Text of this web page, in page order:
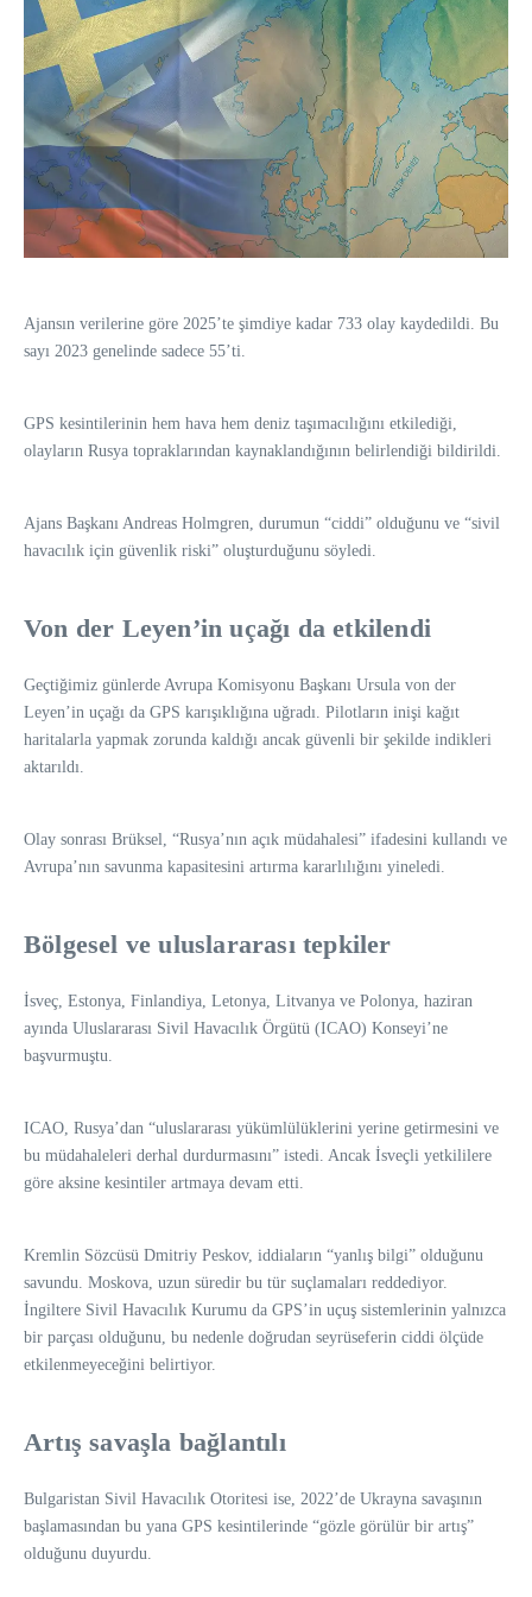
Ajansın verilerine göre 2025’te şimdiye kadar 733 olay kaydedildi. Bu
sayı 2023 genelinde sadece 55’ti.
GPS kesintilerinin hem hava hem deniz taşımacılığını etkilediği,
olayların Rusya topraklarından kaynaklandığının belirlendiği bildirildi.
Ajans Başkanı Andreas Holmgren, durumun “ciddi” olduğunu ve “sivil
havacılık için güvenlik riski” oluşturduğunu söyledi.
Von der Leyen’in uçağı da etkilendi
Geçtiğimiz günlerde Avrupa Komisyonu Başkanı Ursula von der
Leyen’in uçağı da GPS karışıklığına uğradı. Pilotların inişi kağıt
haritalarla yapmak zorunda kaldığı ancak güvenli bir şekilde indikleri
aktarıldı.
Olay sonrası Brüksel, “Rusya’nın açık müdahalesi” ifadesini kullandı ve
Avrupa’nın savunma kapasitesini artırma kararlılığını yineledi.
Bölgesel ve uluslararası tepkiler
İsveç, Estonya, Finlandiya, Letonya, Litvanya ve Polonya, haziran
ayında Uluslararası Sivil Havacılık Örgütü (ICAO) Konseyi’ne
başvurmuştu.
ICAO, Rusya’dan “uluslararası yükümlülüklerini yerine getirmesini ve
bu müdahaleleri derhal durdurmasını” istedi. Ancak İsveçli yetkililere
göre aksine kesintiler artmaya devam etti.
Kremlin Sözcüsü Dmitriy Peskov, iddiaların “yanlış bilgi” olduğunu
savundu. Moskova, uzun süredir bu tür suçlamaları reddediyor.
İngiltere Sivil Havacılık Kurumu da GPS’in uçuş sistemlerinin yalnızca
bir parçası olduğunu, bu nedenle doğrudan seyrüseferin ciddi ölçüde
etkilenmeyeceğini belirtiyor.
Artış savaşla bağlantılı
Bulgaristan Sivil Havacılık Otoritesi ise, 2022’de Ukrayna savaşının
başlamasından bu yana GPS kesintilerinde “gözle görülür bir artış”
olduğunu duyurdu.